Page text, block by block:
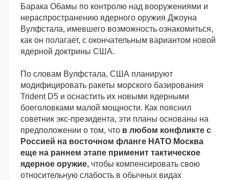
Барака Обамы по контролю над вооружениями и
нераспространению ядерного оружия Джоуна
Вулфстала, имевшего возможность ознакомиться,
как он полагает, с окончательным вариантом новой
ядерной доктрины США.
По словам Вулфстала, США планируют
модифицировать ракеты морского базирования
Trident D5 и оснастить их новыми ядерными
боеголовками малой мощности. Как пояснил
советник экс-президента, эти планы основаны на
предположении о том, что в любом конфликте с
Россией на восточном фланге НАТО Москва
еще на раннем этапе применит тактическое
ядерное оружие, чтобы компенсировать свою
относительную слабость в обычных видах